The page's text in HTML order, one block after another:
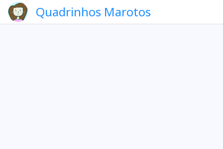
Quadrinhos Marotos